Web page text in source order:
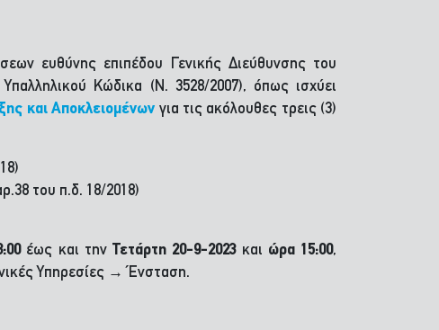
ευθύνης επιπέδου Γενικής Διεύθυνσης του
Κώδικα (Ν. 3528/2007), όπως ισχύει
και Αποκλειομένων για τις ακόλουθες τρεις (3)
του π.δ. 18/2018)
έως και την Τετάρτη 20-9-2023και ώρα 15:00,
Υπηρεσίες → Ένσταση.